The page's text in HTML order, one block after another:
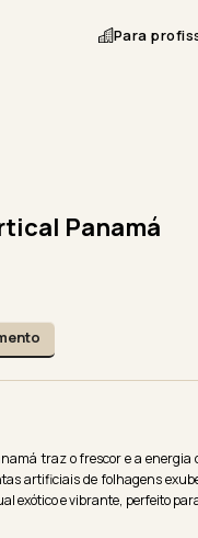
Para
Panamá
traz o frescor e a
artificiais de folhagens
exótico e vibrante, perfeito